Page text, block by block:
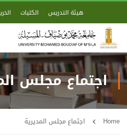
هيئة التدريس الكليات
اجتماع مجلس
Home اجتماع مجلس المديرية